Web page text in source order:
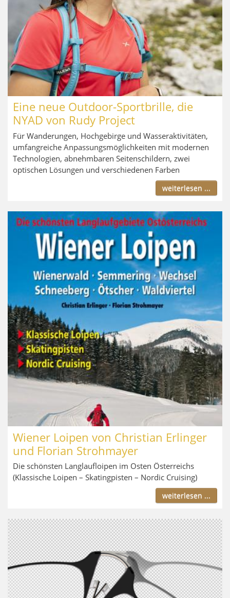
Eine neue Outdoor-Sportbrille, die
NYAD von Rudy Project
Für Wanderungen, Hochgebirge und Wasseraktivitäten,
umfangreiche Anpassungsmöglichkeiten mit modernen
Technologien, abnehmbaren Seitenschildern, zwei
optischen Lösungen und verschiedenen Farben
weiterlesen ...
Wiener Loipen von Christian Erlinger
und Florian Strohmayer
Die schönsten Langlaufloipen im Osten Österreichs
(Klassische Loipen – Skatingpisten – Nordic Cruising)
weiterlesen ...